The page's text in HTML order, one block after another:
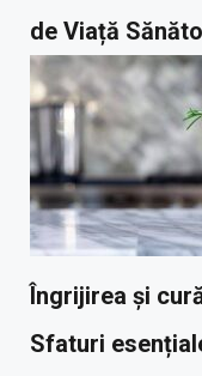
de Viață
Îngrijirea și
Sfaturi